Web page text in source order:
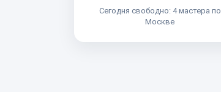
Сегодня свободно: 4 мастера по
Москве